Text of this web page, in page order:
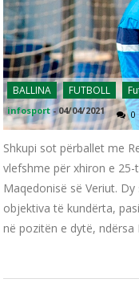
BALLINA FUTBOLL
infosport -04/04/2021 0
Shkupi sot përballet me
vlefshme për xhiron e
Maqedonisë së Veriut.
objektiva të kundërta,
në pozitën e dytë,